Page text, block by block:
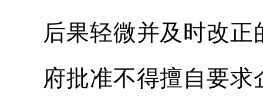
后果轻微并及时改
府批准不得擅自要